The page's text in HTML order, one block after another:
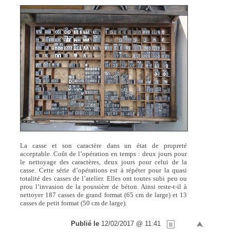
La casse et son caractère dans un état de propreté
acceptable. Coût de l’opération en temps : deux jours pour
le nettoyage des caractères, deux jours pour celui de la
casse. Cette série d’opérations est à répéter pour la quasi
totalité des casses de l’atelier. Elles ont toutes subi peu ou
prou l’invasion de la poussière de béton. Ainsi reste-t-il à
nettoyer 187 casses de grand format (65 cm de large) et 13
casses de petit format (50 cm de large).
Publié le 12/02/2017 @ 11:41